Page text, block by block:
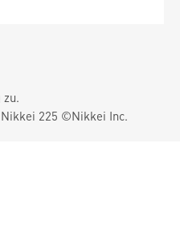
225 ©Nikkei Inc.